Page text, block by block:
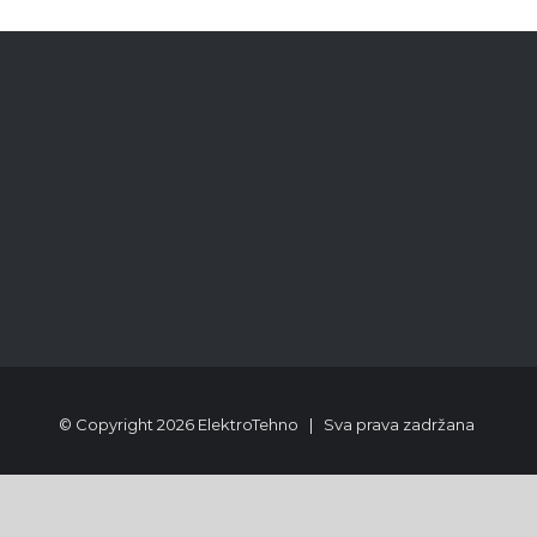
© Copyright 2026 ElektroTehno | Sva prava zadržana